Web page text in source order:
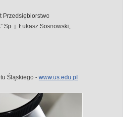
Przedsiębiorstwo
Sp. j. Łukasz Sosnowski,
Śląskiego - www.us.edu.pl